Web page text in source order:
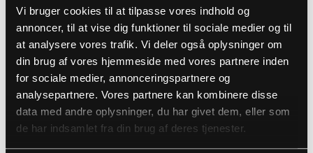
Vi bruger cookies til at tilpasse vores indhold og
annoncer, til at vise dig funktioner til sociale medier og til
at analysere vores trafik. Vi deler også oplysninger om
din brug af vores hjemmeside med vores partnere inden
for sociale medier, annonceringspartnere og
analysepartnere. Vores partnere kan kombinere disse
data med andre oplysninger, du har givet dem, eller som
de har indsamlet fra din brug af deres tjenester.
Stor hætte som passer over hjelm
Fast hætte med snøre
Skjult lynlås med trykknaplukning
Trykknapjustering ved ærmer
To frontlommer
Varenummer: FR-LR55-WOMAN-53
EAN: 5708217962856
Vaskeanvisninger
Plejeinstruktioner:
DOWNLOAD PRODUKTBLAD